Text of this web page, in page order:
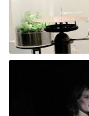
Desmodium máquina